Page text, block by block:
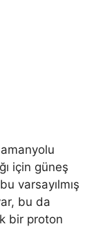
için güneş
varsayılmış
bu da
bir proton